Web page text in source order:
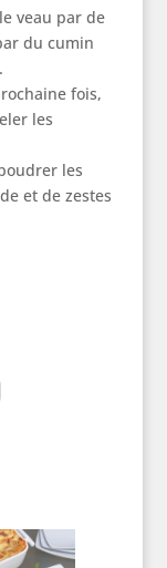
veau par de
du cumin
fois,
les
les
et de zestes